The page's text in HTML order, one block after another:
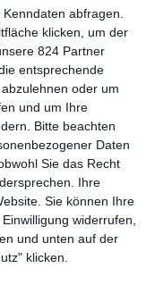
abfragen.
klicken, um der
824 Partner
entsprechende
oder um
und um Ihre
Bitte beachten
Daten
Sie das Recht
Ihre
Sie können Ihre
widerrufen,
und unten auf der
klicken.
interessante Basis um
Salmons einzugehen,
aus der
– unterbrochen in der
(noch) aktiv Einfluss
Dies wird nicht näher
dazu dass ihr Vater,
Schliche kommt.
gestaltet und
Screen, durchaus
mystische Touch in